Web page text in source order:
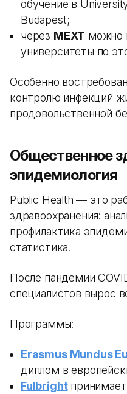
обучение в
Budapest;
через MEXT можно
университеты по
Особенно
контролю инфекций
продовольственной
Общественное
эпидемиология
Public Health — это
здравоохранения:
профилактика
статистика.
После пандемии
специалистов вырос
Программы:
Erasmus Mundus
диплом в
Fulbrightпринимает